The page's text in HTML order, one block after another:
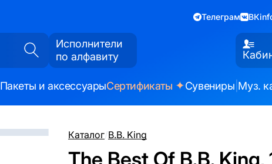
Телеграм ВК
Исполнители
по алфавиту
Пакеты и аксессуарыСертификаты ✦Сувениры Муз.
Каталог/B.B. King